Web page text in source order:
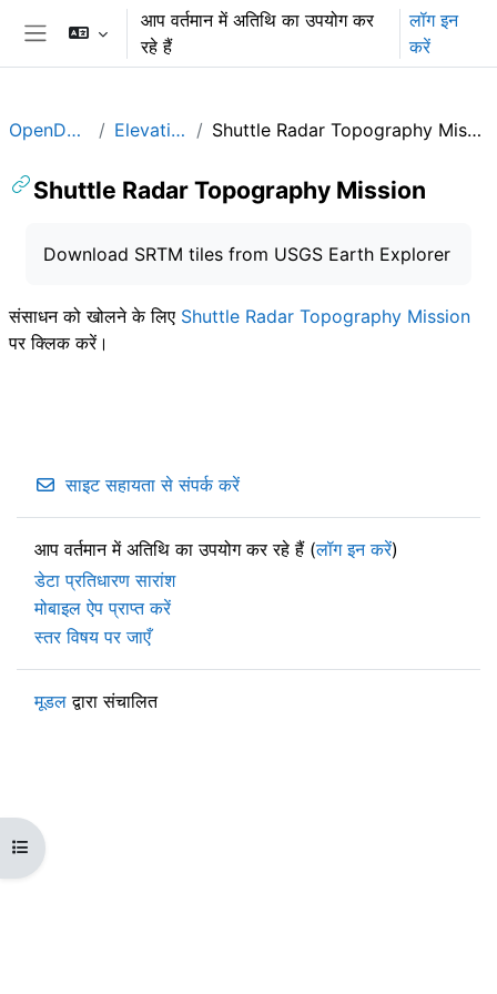
छोड़ कर मुख्य सामग्री पर जाएंआप वर्तमान में अतिथि का उपयोग कर
रहे हैं
लॉग इन
करें
ओपन कोर्स इंडेक्स
OpenData Elevation Shuttle Radar Topography Mission
Shuttle Radar Topography Mission
Download SRTM tiles from USGS Earth Explorer
संसाधन को खोलने के लिए Shuttle Radar Topography Mission
पर क्लिक करें।
साइट सहायता से संपर्क करें
आप वर्तमान में अतिथि का उपयोग कर रहे हैं (लॉग इन करें)
डेटा प्रतिधारण सारांश
मोबाइल ऐप प्राप्त करें
स्तर विषय पर जाएँ
मूडल द्वारा संचालित